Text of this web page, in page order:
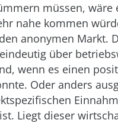
müssen, wäre
nahe kommen
anonymen Markt.
über
wenn es einen
Oder anders
Liegt dieser